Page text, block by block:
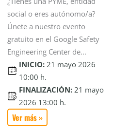
social o eres autónomo/a?
Únete a nuestro evento
gratuito en el Google Safety
Engineering Center de...
INICIO: 21 mayo 2026
10:00 h.
FINALIZACIÓN: 21 mayo
2026 13:00 h.
Ver más »